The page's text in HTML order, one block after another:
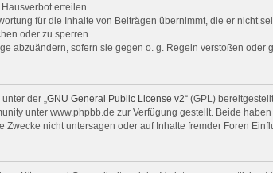
erteilen.
für die Inhalte von Beiträgen übernimmt, die er nicht
oder zu sperren.
abzuändern, sofern sie gegen o. g. Regeln verstoßen
der „ GNU General Public License v2“ (GPL)
unter www.phpbb.de zur Verfügung gestellt. Beide
nicht untersagen oder auf Inhalte fremder Foren